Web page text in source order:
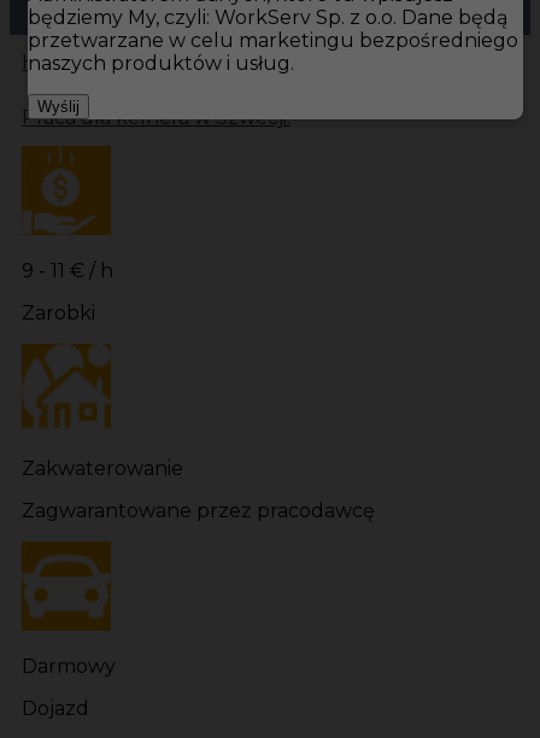
Hotistin Oferty pracyKelner Bastad
Praca dla kelnera w Szwecji!
9 - 11 € / h
Zarobki
Zakwaterowanie
Zagwarantowane przez pracodawcę
Darmowy
Dojazd
będziemy My, czyli: WorkServ Sp. z o.o. Dane będą
przetwarzane w celu marketingu bezpośredniego
naszych produktów i usług.
Wyślij